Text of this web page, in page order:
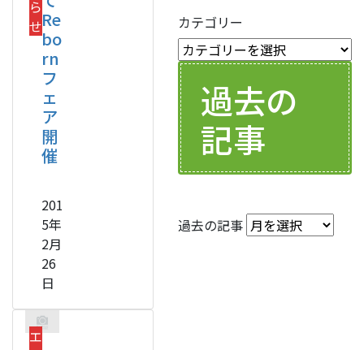
ら
せRe
bo
rn
フ
ェ
ア
開
催
201
5年
2月
26
日
エ
カテゴリー
過去の
記事
過去の記事